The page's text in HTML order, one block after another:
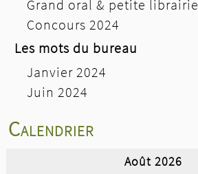
Grand oral & petite librairie
Concours 2024
Les mots du bureau
Janvier 2024
Juin 2024
Calendrier